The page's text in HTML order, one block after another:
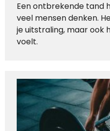
Een ontbrekende tand
veel mensen denken.
je uitstraling, maar ook
voelt.